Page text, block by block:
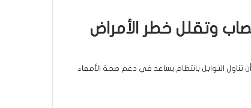
وتقلل خطر الأمراض
كتب وجدي نعمان أظهرت دراسة حديثة نشرتها مجلة Nutrition Reviews أن تناول التوابل بانتظام يساعد في دعم صحة الأمعاء